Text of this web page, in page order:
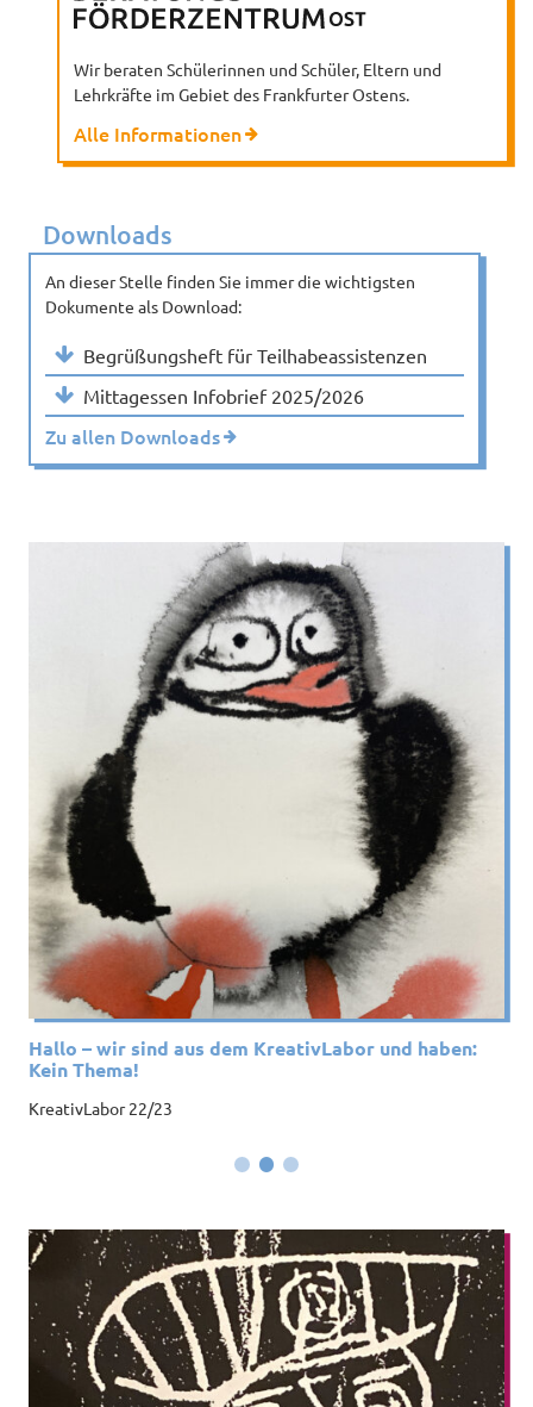
Wir beraten Schülerinnen und Schüler, Eltern und
Lehrkräfte im Gebiet des Frankfurter Ostens.
Alle Informationen
Downloads
An dieser Stelle finden Sie immer die wichtigsten
Dokumente als Download:
Begrüßungsheft für Teilhabeassistenzen
Mittagessen Infobrief 2025/2026
Zu allen Downloads
Hallo – wir sind aus dem KreativLabor und haben:
Kein Thema!
KreativLabor 22/23